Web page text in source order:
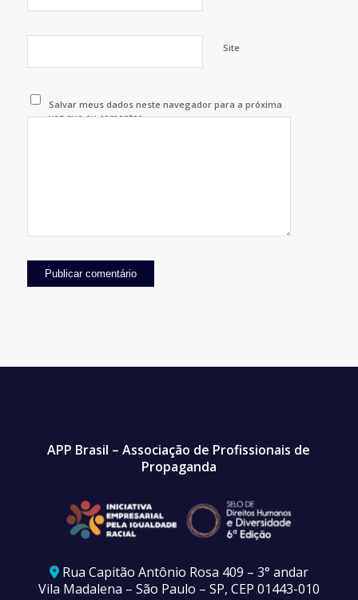
Site
Salvar meus dados neste navegador para a próxima
vez que eu comentar.
APP Brasil – Associação de Profissionais de
Propaganda
Rua Capitão Antônio Rosa 409 – 3° andar
Vila Madalena – São Paulo – SP, CEP 01443-010